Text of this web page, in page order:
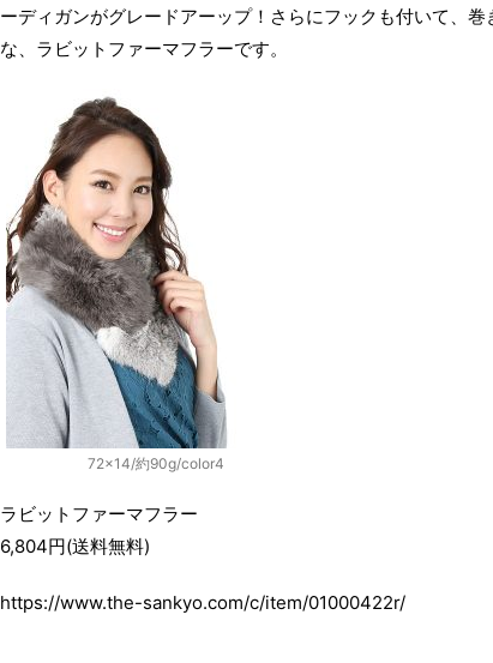
ーディガンがグレードアーップ！さらにフックも付いて、
な、ラビットファーマフラーです。
72×14/約90g/color4
ラビットファーマフラー
6,804円(送料無料)
https://www.the-sankyo.com/c/item/01000422r/